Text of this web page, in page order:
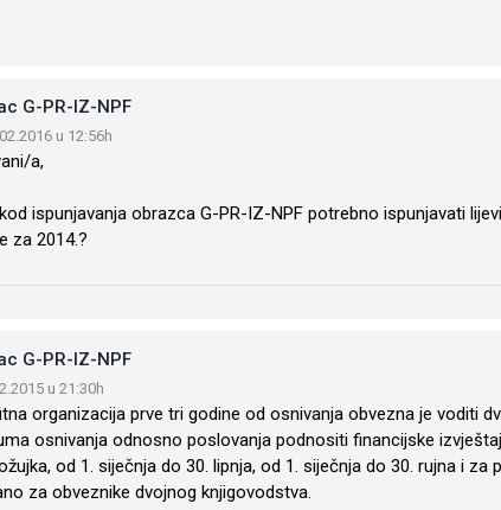
G-PR-IZ-NPF
u 12:56h
a,
ispunjavanja obrazca G-PR-IZ-NPF potrebno ispunjavati
za 2014.?
G-PR-IZ-NPF
u 21:30h
organizacija prve tri godine od osnivanja obvezna je voditi
osnivanja odnosno poslovanja podnositi financijske
od 1. siječnja do 30. lipnja, od 1. siječnja do 30. rujna i
za obveznike dvojnog knjigovodstva.